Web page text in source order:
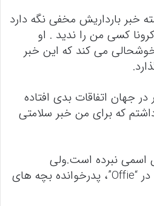
خبر بارداریش مخفی نگه دارد
کسی من را ندید . او
می کند که این خبر
در جهان اتفاقات بدی افتاده
که برای من خبر سلامتی
اسمی نبرده است.ولی
بی.جی.نواک، همبازی او در “Offie”، پدرخوانده بچه های